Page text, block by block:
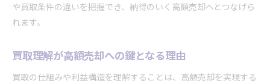
や買取条件の違いを把握でき、納得のいく高額売却へとつなげら
れます。
買取理解が高額売却への鍵となる理由
買取の仕組みや利益構造を理解することは、高額売却を実現する